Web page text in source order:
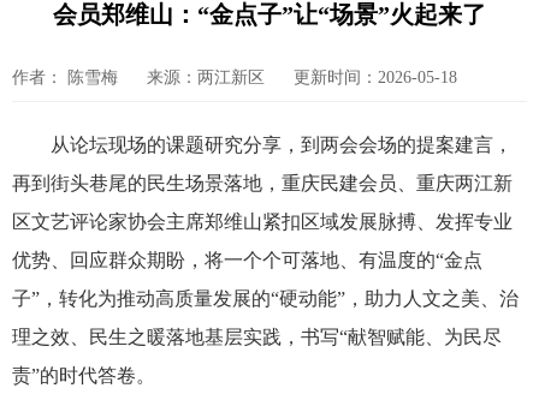
会员郑维山：“金点子”让“场景”火起来了
作者： 陈雪梅 来源：两江新区 更新时间：2026-05-18
从论坛现场的课题研究分享，到两会会场的提案建言，
再到街头巷尾的民生场景落地，重庆民建会员、重庆两江新
区文艺评论家协会主席郑维山紧扣区域发展脉搏、发挥专业
优势、回应群众期盼，将一个个可落地、有温度的“金点
子”，转化为推动高质量发展的“硬动能”，助力人文之美、治
理之效、民生之暖落地基层实践，书写“献智赋能、为民尽
责”的时代答卷。